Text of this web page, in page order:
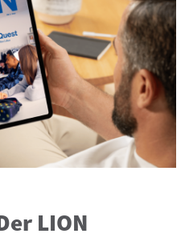
LION